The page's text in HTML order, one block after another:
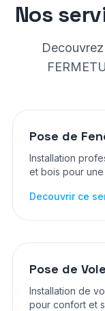
Nos
Pose de
Installation
et bois pour
Decouvrir ce
Pose de
Installation de
pour confort et